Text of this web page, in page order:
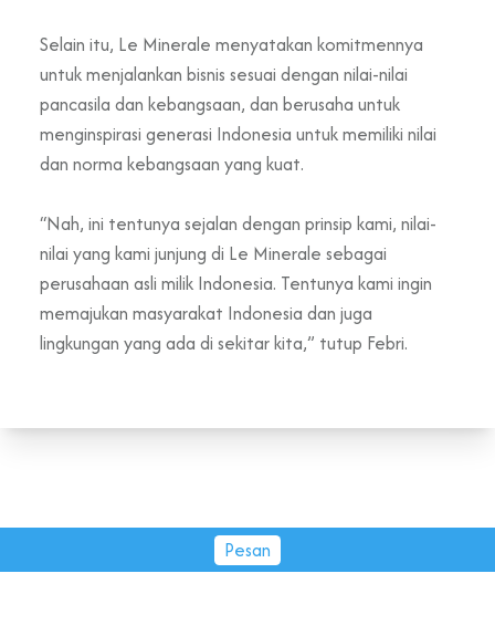
Selain itu, Le Minerale menyatakan komitmennya
untuk menjalankan bisnis sesuai dengan nilai-nilai
pancasila dan kebangsaan, dan berusaha untuk
menginspirasi generasi Indonesia untuk memiliki nilai
dan norma kebangsaan yang kuat.
“Nah, ini tentunya sejalan dengan prinsip kami, nilai-
nilai yang kami junjung di Le Minerale sebagai
perusahaan asli milik Indonesia. Tentunya kami ingin
memajukan masyarakat Indonesia dan juga
lingkungan yang ada di sekitar kita,” tutup Febri.
Pesan